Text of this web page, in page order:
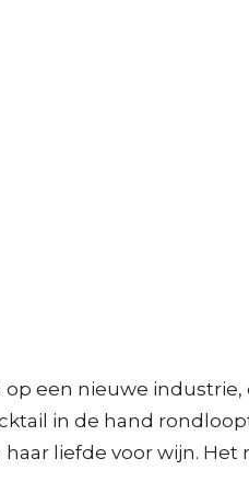
een nieuwe
in de hand
liefde voor wijn.